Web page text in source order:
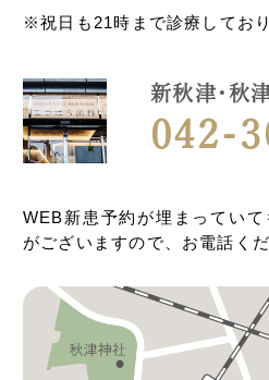
※祝日も21時まで診療しており
新秋津・秋
042-
WEB新患予約が埋まってい
がございますので、お電話くだ